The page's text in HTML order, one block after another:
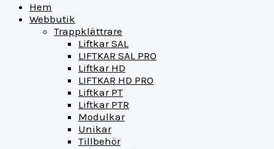
Hem
Webbutik
Trappklättrare
Liftkar SAL
LIFTKAR SAL PRO
Liftkar HD
LIFTKAR HD PRO
Liftkar PT
Liftkar PTR
Modulkar
Unikar
Tillbehör